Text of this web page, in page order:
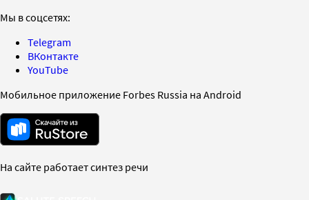
Мы в соцсетях:
Telegram
ВКонтакте
YouTube
Мобильное приложение Forbes Russia на Android
На сайте работает синтез речи